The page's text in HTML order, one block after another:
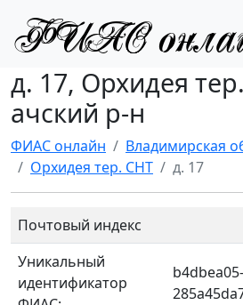
д. 17, Орхидея
ачский р-н
ФИАС онлайн Владимирская
Орхидея тер. СНТ
д. 17
Почтовый индекс
Уникальный
идентификатор